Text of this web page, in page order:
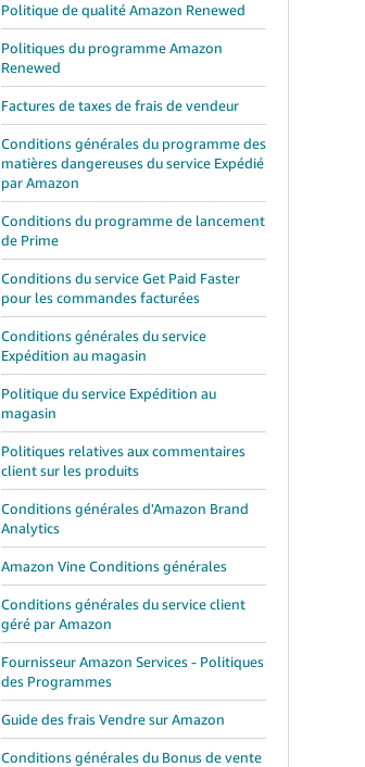
Politique de qualité Amazon Renewed
Politiques du programme Amazon
Renewed
Factures de taxes de frais de vendeur
Conditions générales du programme des
matières dangereuses du service Expédié
par Amazon
Conditions du programme de lancement
de Prime
Conditions du service Get Paid Faster
pour les commandes facturées
Conditions générales du service
Expédition au magasin
Politique du service Expédition au
magasin
Politiques relatives aux commentaires
client sur les produits
Conditions générales d'Amazon Brand
Analytics
Amazon Vine Conditions générales
Conditions générales du service client
géré par Amazon
Fournisseur Amazon Services - Politiques
des Programmes
Guide des frais Vendre sur Amazon
Conditions générales du Bonus de vente